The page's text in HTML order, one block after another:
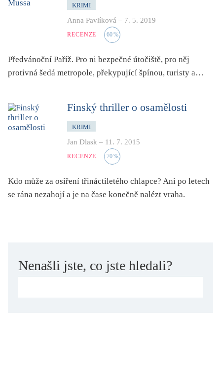
queer
sex
společnost
sport
špionážní
tělo
KRIMI
Anna Pavlíková – 7. 5. 2019
RECENZE 60%
Předvánoční Paříž. Pro ni bezpečné útočiště, pro něj
protivná šedá metropole, překypující špínou, turisty a…
Finský thriller o osamělosti
KRIMI
Jan Dlask – 11. 7. 2015
RECENZE 70%
Kdo může za osiření třináctiletého chlapce? Ani po letech
se rána nezahojí a je na čase konečně nalézt vraha.
Nenašli jste, co jste hledali?